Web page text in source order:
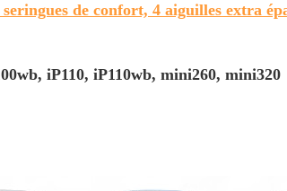
de confort, 4 aiguilles extra
iP110, iP110wb, mini260, mini320